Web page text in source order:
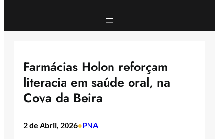
Farmácias Holon reforçam
literacia em saúde oral, na
Cova da Beira
2 de Abril, 2026•PNA